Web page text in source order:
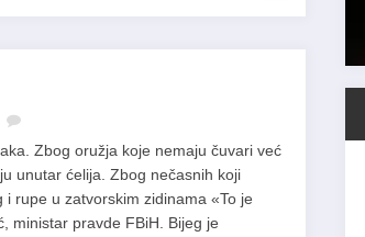
Zbog oružja koje nemaju čuvari već
unutar ćelija. Zbog nečasnih koji
rupe u zatvorskim zidinama «To je
ministar pravde FBiH. Bijeg je